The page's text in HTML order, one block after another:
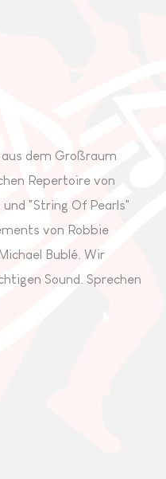
dem Großraum
Repertoire von
"String Of Pearls"
von Robbie
Bublé. Wir
Sound. Sprechen